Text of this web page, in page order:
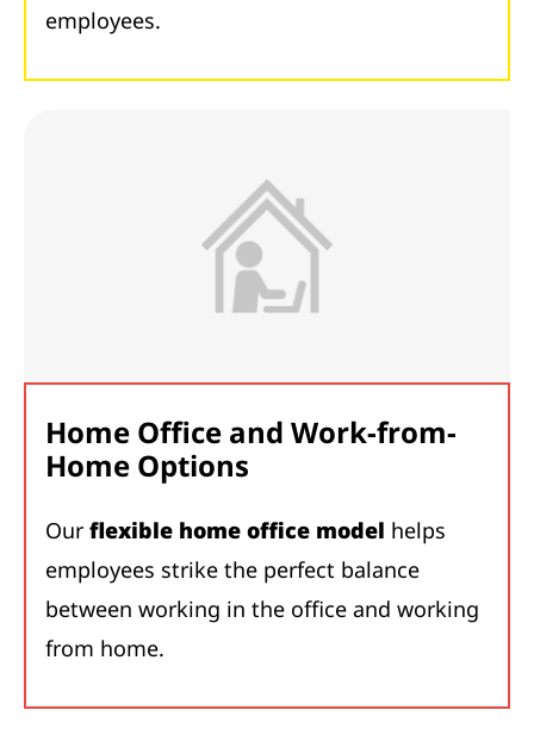
employees.
Home Office and Work-from-
Home Options
Our flexible home office model helps
employees strike the perfect balance
between working in the office and working
from home.